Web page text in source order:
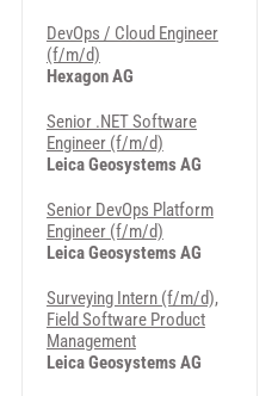
DevOps / Cloud Engineer
(f/m/d)
Hexagon AG
Senior .NET Software
Engineer (f/m/d)
Leica Geosystems AG
Senior DevOps Platform
Engineer (f/m/d)
Leica Geosystems AG
Surveying Intern (f/m/d),
Field Software Product
Management
Leica Geosystems AG